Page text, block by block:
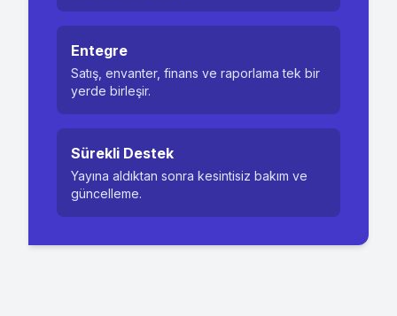
Entegre
Satış, envanter, finans ve raporlama tek bir
yerde birleşir.
Sürekli Destek
Yayına aldıktan sonra kesintisiz bakım ve
güncelleme.